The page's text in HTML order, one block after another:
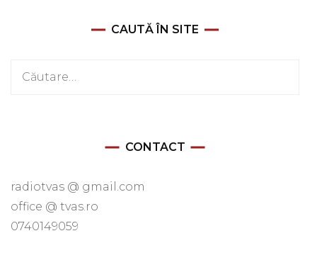
CAUTĂ ÎN SITE
Caută
CONTACT
radiotvas @ gmail.com
office @ tvas.ro
0740149059